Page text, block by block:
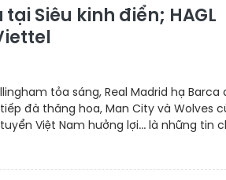
Siêu kinh điển; HAGL
tỏa sáng, Real Madrid hạ Barca
đà thăng hoa, Man City và Wolves
tuyển Việt Nam hưởng lợi... là những tin